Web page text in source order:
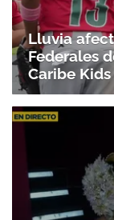
Lluvia
Federales
Caribe